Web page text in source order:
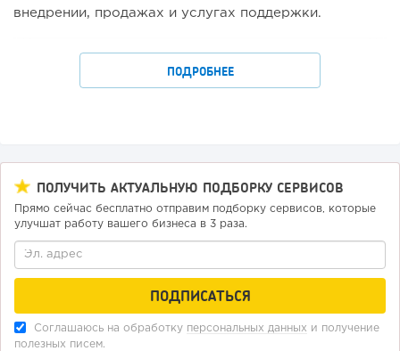
внедрении, продажах и услугах поддержки.
ПОДРОБНЕЕ
ПОЛУЧИТЬ АКТУАЛЬНУЮ ПОДБОРКУ СЕРВИСОВ
Прямо сейчас бесплатно отправим подборку сервисов, которые
улучшат работу вашего бизнеса в 3 раза.
Соглашаюсь на обработку персональных данных и получение
полезных писем.